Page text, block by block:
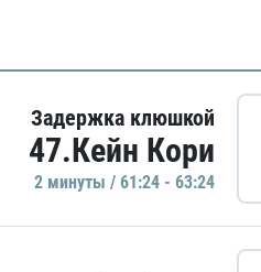
Задержка клюшкой
47.Кейн Кори
2 минуты / 61:24 - 63:24